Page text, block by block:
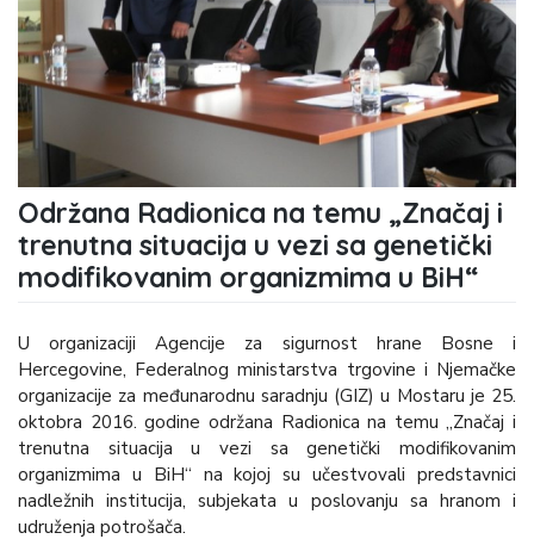
Održana Radionica na temu „Značaj i
trenutna situacija u vezi sa genetički
modifikovanim organizmima u BiH“
U organizaciji Agencije za sigurnost hrane Bosne i
Hercegovine, Federalnog ministarstva trgovine i Njemačke
organizacije za međunarodnu saradnju (GIZ) u Mostaru je 25.
oktobra 2016. godine održana Radionica na temu „Značaj i
trenutna situacija u vezi sa genetički modifikovanim
organizmima u BiH“ na kojoj su učestvovali predstavnici
nadležnih institucija, subjekata u poslovanju sa hranom i
udruženja potrošača.